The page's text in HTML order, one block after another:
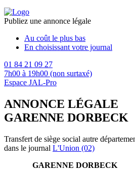
Publiez une annonce légale
Au coût le plus bas
En choisissant votre journal
01 84 21 09 27
7h00 à 19h00 (non surtaxé)
Espace JAL-Pro
ANNONCE LÉGALE
GARENNE DORBECK
Transfert de siège social autre
dans le journal L'Union (02)
GARENNE DORBECK